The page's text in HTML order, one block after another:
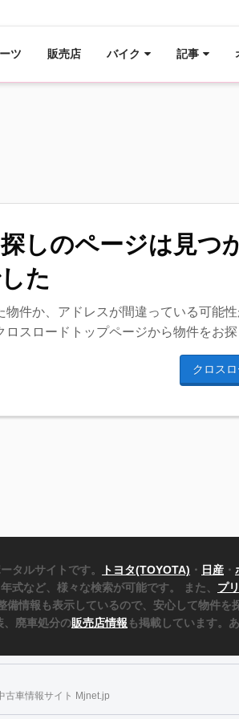
ツ 販売店 バイク 記事
しのページは見つ
た
物件か、アドレスが間違っている可能性
ロスロードトップページから物件をお探
クロス
タルサイトです。 トヨタ(TOYOTA) ・ 日産 ・
式など、様々な検索が可能です。 また、 プ
情報も表示しているので、安心して物件を
、廃車処分の販売店情報 も掲載しています。
古車情報サイト Mjnet.jp